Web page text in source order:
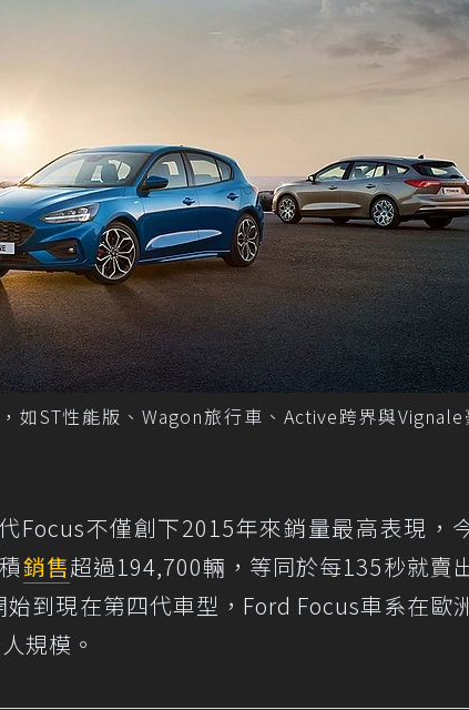
如ST性能版、Wagon旅行車、Active跨界與Vignale
Focus不僅創下2015年來銷量最高表現，
銷售超過194,700輛，等同於每135秒就賣
到現在第四代車型，Ford Focus車系在歐
規模。